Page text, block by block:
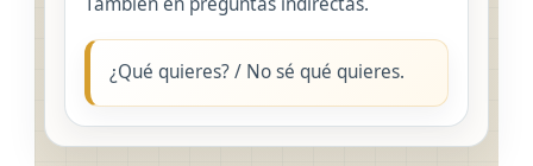
¿Qué quieres? / No sé qué quieres.